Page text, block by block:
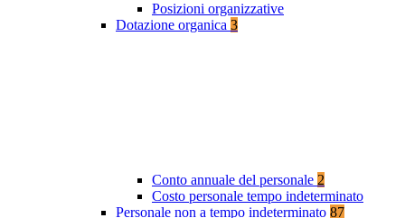
Posizioni organizzative
Dotazione organica 3
Conto annuale del personale 2
Costo personale tempo indeterminato
Personale non a tempo indeterminato 87